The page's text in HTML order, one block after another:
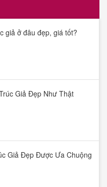
giả ở đâu đẹp, giá tốt?
Giả Đẹp Như Thật
Giả Đẹp Được Ưa Chuộng